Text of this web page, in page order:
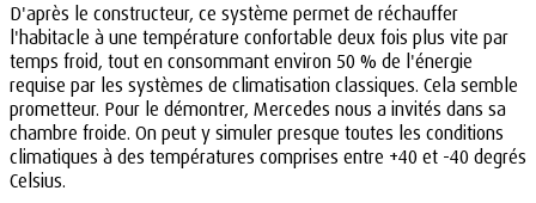
D'après le constructeur, ce système permet de réchauffer
l'habitacle à une température confortable deux fois plus vite par
temps froid, tout en consommant environ 50 % de l'énergie
requise par les systèmes de climatisation classiques. Cela semble
prometteur. Pour le démontrer, Mercedes nous a invités dans sa
chambre froide. On peut y simuler presque toutes les conditions
climatiques à des températures comprises entre +40 et -40 degrés
Celsius.